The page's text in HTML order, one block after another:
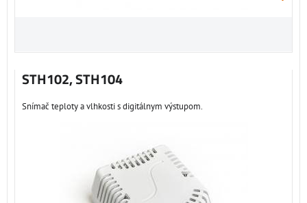
STH102, STH104
Snímač teploty a vlhkosti s digitálnym výstupom.